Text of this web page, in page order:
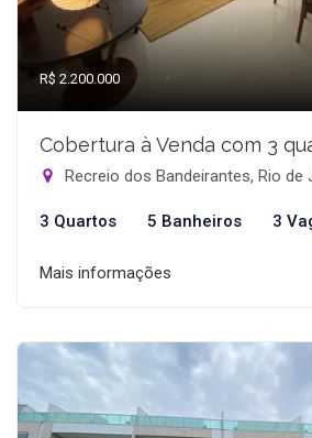
R$ 2.200.000
Cobertura à Venda com 3
Recreio dos Bandeirantes, Rio de
3 Quartos 5 Banheiros 3
Mais informações